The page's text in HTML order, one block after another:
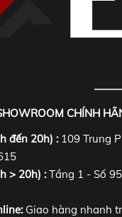
CHÍNH
đến 20h) : 109 Trung
> 20h) :Tầng 1 - Số
Giao hàng nhanh